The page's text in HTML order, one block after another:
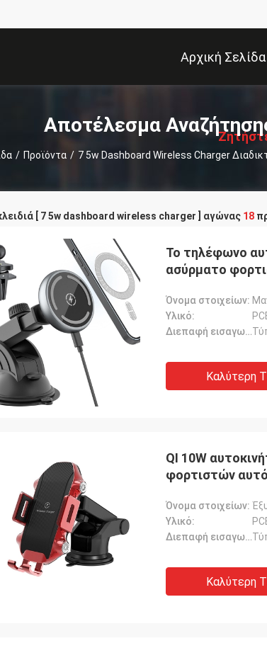
Αρχική Σελίδα
述
Αποτέλεσμα
/ Προϊόντα / 7 5w Dashboard Wireless Charger
[ 7 5w dashboard wireless charger ] αγώνας 18
Το τηλέφωνο
ασύρματο
Όνομα στοιχείων:
Υλικό:
Διεπαφή εισαγωγής:
Καλύτερη
QI 10W
φορτιστών
Όνομα στοιχείων:
Υλικό:
Διεπαφή εισαγωγής:
Καλύτερη